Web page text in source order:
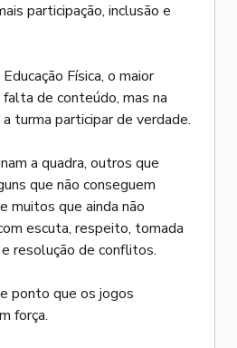
participação, inclusão e
Física, o maior
de conteúdo, mas na
turma participar de verdade.
a quadra, outros que
que não conseguem
muitos que ainda não
escuta, respeito, tomada
resolução de conflitos.
ponto que os jogos
força.